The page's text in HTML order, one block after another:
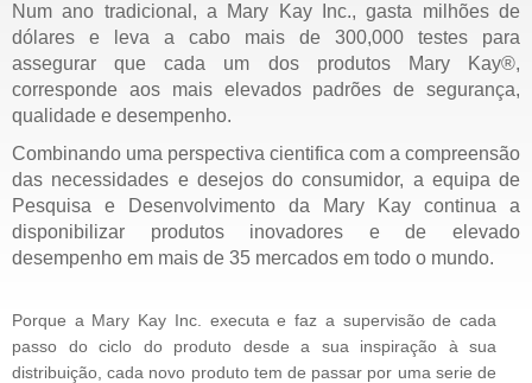
Num ano tradicional, a Mary Kay Inc., gasta milhões de
dólares e leva a cabo mais de 300,000 testes para
assegurar que cada um dos produtos Mary Kay®,
corresponde aos mais elevados padrões de segurança,
qualidade e desempenho.
Combinando uma perspectiva cientifica com a compreensão
das necessidades e desejos do consumidor, a equipa de
Pesquisa e Desenvolvimento da Mary Kay continua a
disponibilizar produtos inovadores e de elevado
desempenho em mais de 35 mercados em todo o mundo.
Porque a Mary Kay Inc. executa e faz a supervisão de cada
passo do ciclo do produto desde a sua inspiração à sua
distribuição, cada novo produto tem de passar por uma serie de